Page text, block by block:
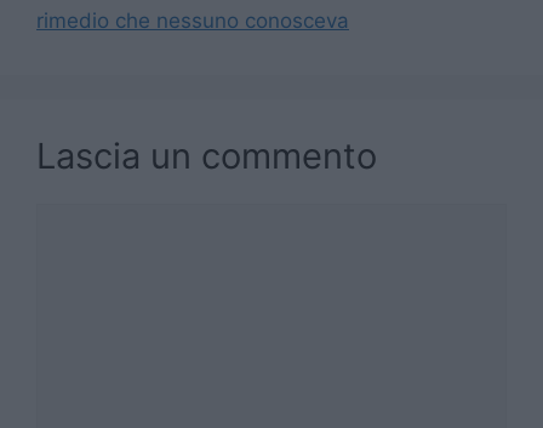
rimedio che nessuno conosceva
Lascia un commento